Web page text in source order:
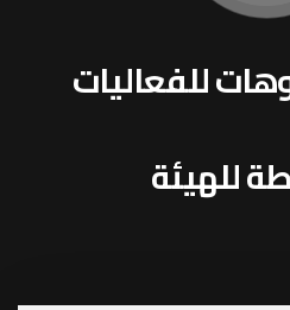
للفعاليات
للهيئة